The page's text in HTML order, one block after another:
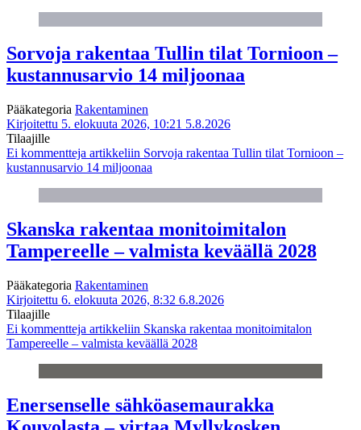
Sorvoja rakentaa Tullin tilat Tornioon –
kustannusarvio 14 miljoonaa
Pääkategoria Rakentaminen
Kirjoitettu 5. elokuuta 2026, 10:21 5.8.2026
Tilaajille
Ei kommentteja artikkeliin Sorvoja rakentaa Tullin tilat Tornioon –
kustannusarvio 14 miljoonaa
Skanska rakentaa monitoimitalon
Tampereelle – valmista keväällä 2028
Pääkategoria Rakentaminen
Kirjoitettu 6. elokuuta 2026, 8:32 6.8.2026
Tilaajille
Ei kommentteja artikkeliin Skanska rakentaa monitoimitalon
Tampereelle – valmista keväällä 2028
Enersenselle sähköasemaurakka